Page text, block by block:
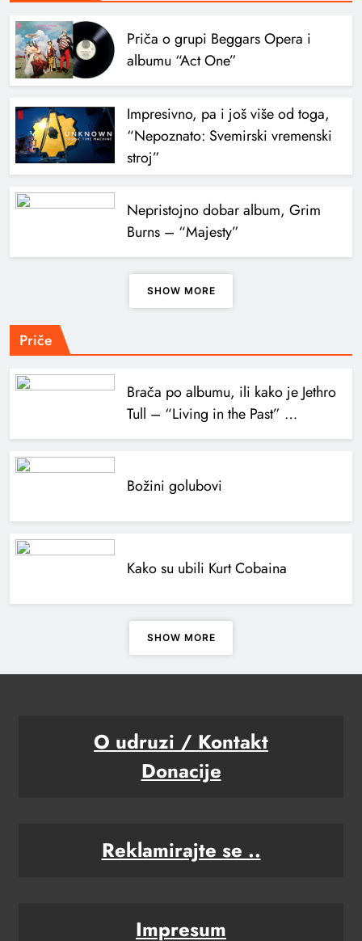
Priča o grupi Beggars Opera i
albumu “Act One”
Impresivno, pa i još više od toga,
“Nepoznato: Svemirski vremenski
stroj”
Nepristojno dobar album, Grim
Burns – “Majesty”
SHOW MORE
Priče
Brača po albumu, ili kako je Jethro
Tull – “Living in the Past” …
Božini golubovi
Kako su ubili Kurt Cobaina
SHOW MORE
O udruzi / Kontakt
Donacije
Reklamirajte se ..
Impresum